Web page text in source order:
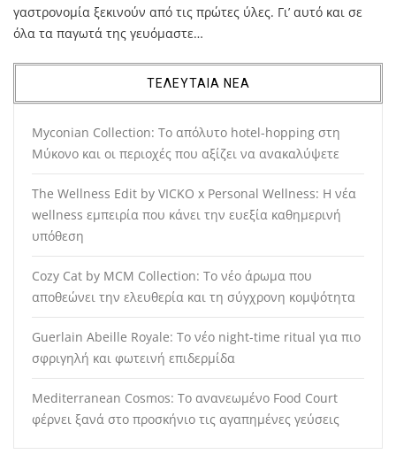
γαστρονομία ξεκινούν από τις πρώτες ύλες. Γι’ αυτό και σε
όλα τα παγωτά της γευόμαστε…
ΤΕΛΕΥΤΑΙΑ ΝΕΑ
Myconian Collection: Το απόλυτο hotel-hopping στη
Μύκονο και οι περιοχές που αξίζει να ανακαλύψετε
The Wellness Edit by VICKO x Personal Wellness: Η νέα
wellness εμπειρία που κάνει την ευεξία καθημερινή
υπόθεση
Cozy Cat by MCM Collection: Το νέο άρωμα που
αποθεώνει την ελευθερία και τη σύγχρονη κομψότητα
Guerlain Abeille Royale: Το νέο night-time ritual για πιο
σφριγηλή και φωτεινή επιδερμίδα
Mediterranean Cosmos: Το ανανεωμένο Food Court
φέρνει ξανά στο προσκήνιο τις αγαπημένες γεύσεις